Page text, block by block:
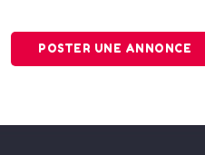
POSTER UNE ANNONCE